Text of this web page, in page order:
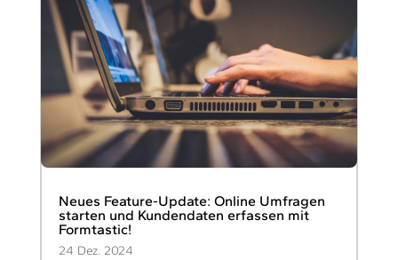
Neues Feature-Update: Online Umfragen
starten und Kundendaten erfassen mit
Formtastic!
24 Dez. 2024